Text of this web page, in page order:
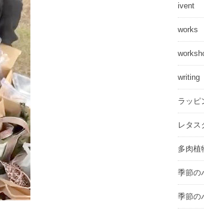
ivent
works
writing
ラッピ
レタス
多肉植
季節の
季節の